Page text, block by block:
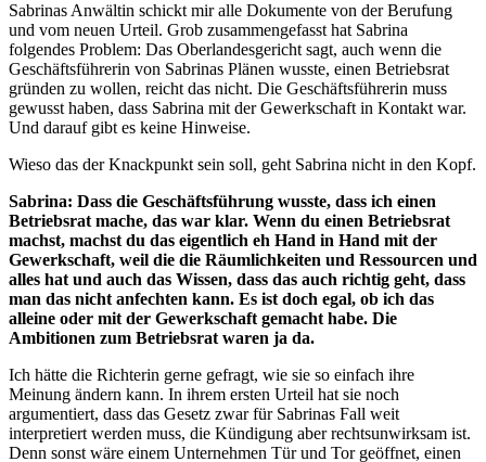
Sabrinas Anwältin schickt mir alle Dokumente von der Berufung
und vom neuen Urteil. Grob zusammengefasst hat Sabrina
folgendes Problem: Das Oberlandesgericht sagt, auch wenn die
Geschäftsführerin von Sabrinas Plänen wusste, einen Betriebsrat
gründen zu wollen, reicht das nicht. Die Geschäftsführerin muss
gewusst haben, dass Sabrina mit der Gewerkschaft in Kontakt war.
Und darauf gibt es keine Hinweise.
Wieso das der Knackpunkt sein soll, geht Sabrina nicht in den Kopf.
Sabrina: Dass die Geschäftsführung wusste, dass ich einen
Betriebsrat mache, das war klar. Wenn du einen Betriebsrat
machst, machst du das eigentlich eh Hand in Hand mit der
Gewerkschaft, weil die die Räumlichkeiten und Ressourcen und
alles hat und auch das Wissen, dass das auch richtig geht, dass
man das nicht anfechten kann. Es ist doch egal, ob ich das
alleine oder mit der Gewerkschaft gemacht habe. Die
Ambitionen zum Betriebsrat waren ja da.
Ich hätte die Richterin gerne gefragt, wie sie so einfach ihre
Meinung ändern kann. In ihrem ersten Urteil hat sie noch
argumentiert, dass das Gesetz zwar für Sabrinas Fall weit
interpretiert werden muss, die Kündigung aber rechtsunwirksam ist.
Denn sonst wäre einem Unternehmen Tür und Tor geöffnet, einen